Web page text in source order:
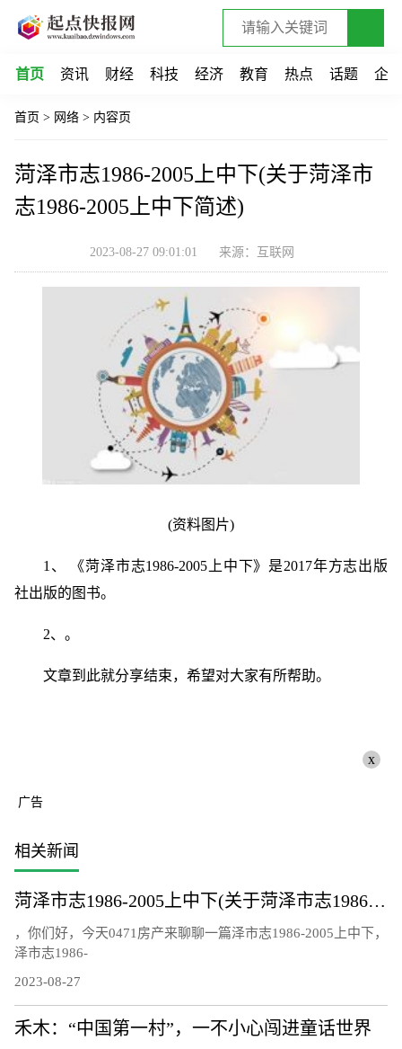
首页 资讯 财经 科技 经济 教育 热点 话题 企业
首页 > 网络 > 内容页
菏泽市志1986-2005上中下(关于菏泽市
志1986-2005上中下简述)
2023-08-27 09:01:01 来源：互联网
(资料图片)
1、 《菏泽市志1986-2005上中下》是2017年方志出版
社出版的图书。
2、。
文章到此就分享结束，希望对大家有所帮助。
x
广告
相关新闻
菏泽市志1986-2005上中下(关于菏泽市志1986-2005上中下简述)
，你们好，今天0471房产来聊聊一篇泽市志1986-2005上中下，
泽市志1986-
2023-08-27
禾木：“中国第一村”，一不小心闯进童话世界